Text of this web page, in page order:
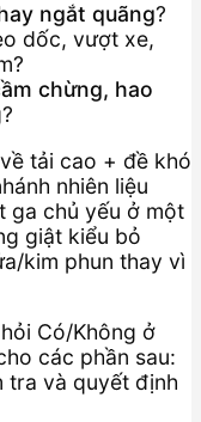
ngắt quãng?
dốc, vượt xe,
chừng, hao
tải cao + đề khó
nhiên liệu
ga chủ yếu ở một
giật kiểu bỏ
kim phun thay vì
Có/Không ở
các phần sau:
tra và quyết định